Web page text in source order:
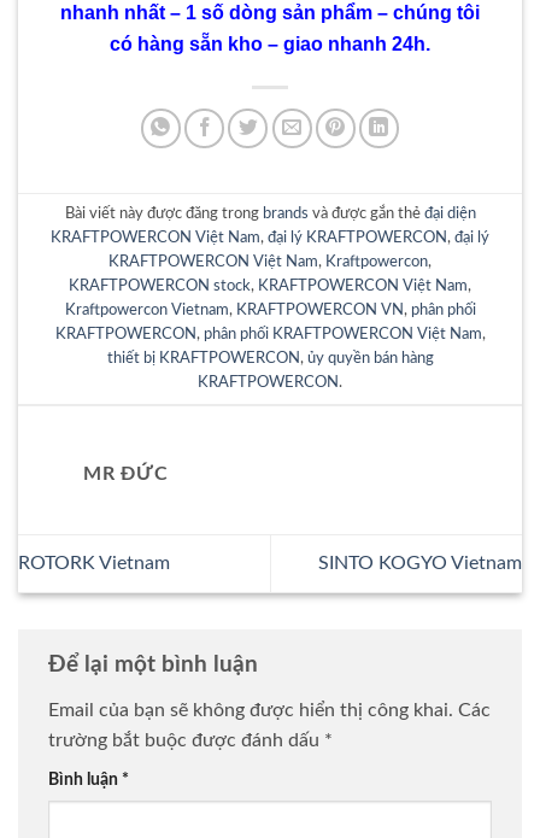
nhanh nhất – 1 số dòng sản phẩm – chúng tôi
có hàng sẵn kho – giao nhanh 24h.
Bài viết này được đăng trong brands và được gắn thẻ đại diện
KRAFTPOWERCON Việt Nam, đại lý KRAFTPOWERCON , đại lý
KRAFTPOWERCON Việt Nam, Kraftpowercon,
KRAFTPOWERCON stock, KRAFTPOWERCON Việt Nam,
Kraftpowercon Vietnam, KRAFTPOWERCON VN , phân phối
KRAFTPOWERCON , phân phối KRAFTPOWERCON Việt Nam,
thiết bị KRAFTPOWERCON , ủy quyền bán hàng
KRAFTPOWERCON .
MR ĐỨC
ROTORK Vietnam SINTO KOGYO Vietnam
Để lại một bình luận
Email của bạn sẽ không được hiển thị công khai. Các
trường bắt buộc được đánh dấu *
Bình luận *